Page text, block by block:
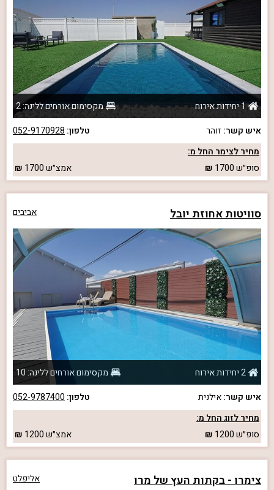
1 יחידות אירוח
מקסימום אורחים ללינה: 2
איש קשר: זוהר טלפון: 052-9170928
מחיר לצימר החל מ:
סופ״ש1700 אמצ״ש1700
סוויטות אחוזת יובל אביבים
2 יחידות אירוח
מקסימום אורחים ללינה: 10
איש קשר:אילנית טלפון: 052-9787400
מחיר לזוג החל מ:
סופ״ש1200 אמצ״ש1200
צימרו - בקתות העץ של מרו אליפלט